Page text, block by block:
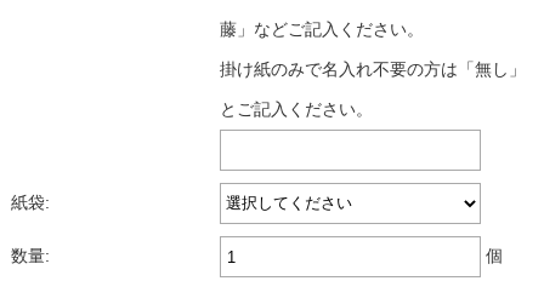
藤」などご記入ください。
掛け紙のみで名入れ不要の方は「無し」
とご記入ください。
紙袋:
数量: 個